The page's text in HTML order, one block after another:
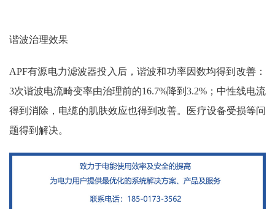
谐波治理效果
APF有源电力滤波器投入后，谐波和功率因数均得到改善：
3次谐波电流畸变率由治理前的16.7%降到3.2%；中性线电流
得到消除，电缆的肌肤效应也得到改善。医疗设备受损等问
题得到解决。